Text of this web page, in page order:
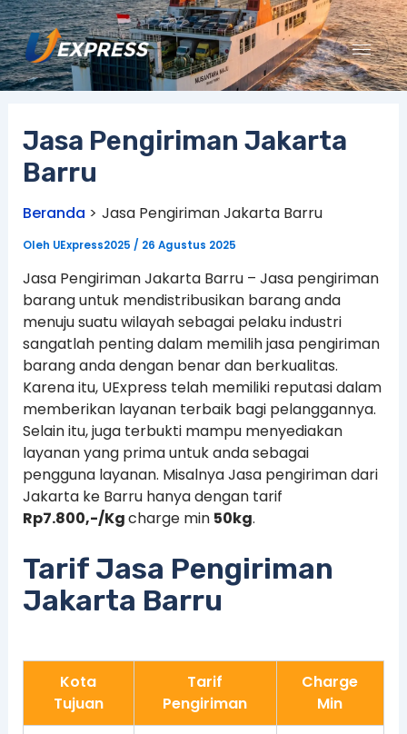
Lewati
ke
konten
Jasa Pengiriman Jakarta
Barru
Beranda Jasa Pengiriman Jakarta Barru
Oleh UExpress2025 / 26 Agustus 2025
Jasa Pengiriman Jakarta Barru – Jasa pengiriman
barang untuk mendistribusikan barang anda
menuju suatu wilayah sebagai pelaku industri
sangatlah penting dalam memilih jasa pengiriman
barang anda dengan benar dan berkualitas.
Karena itu, UExpress telah memiliki reputasi dalam
memberikan layanan terbaik bagi pelanggannya.
Selain itu, juga terbukti mampu menyediakan
layanan yang prima untuk anda sebagai
pengguna layanan. Misalnya Jasa pengiriman dari
Jakarta ke Barru hanya dengan tarif
Rp7.800,-/Kgcharge min 50kg.
Tarif Jasa Pengiriman
Jakarta Barru
Kota
Tujuan
Tarif
Pengiriman
Charge
Min